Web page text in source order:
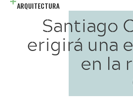
ARQUITECTURA
Santiago
erigirá una
en la